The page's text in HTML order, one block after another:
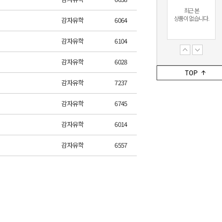
최근 본
상품이 없습니다.
최근 본
상품이 없습니다.
감자유학 6064
감자유학 6104
감자유학 6028
감자유학 7237
감자유학 6745
감자유학 6014
감자유학 6557